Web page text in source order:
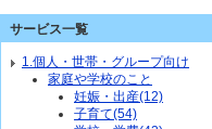
サービス一覧
1.個人・世帯・グループ向け
家庭や学校のこと
妊娠・出産(12)
子育て(54)